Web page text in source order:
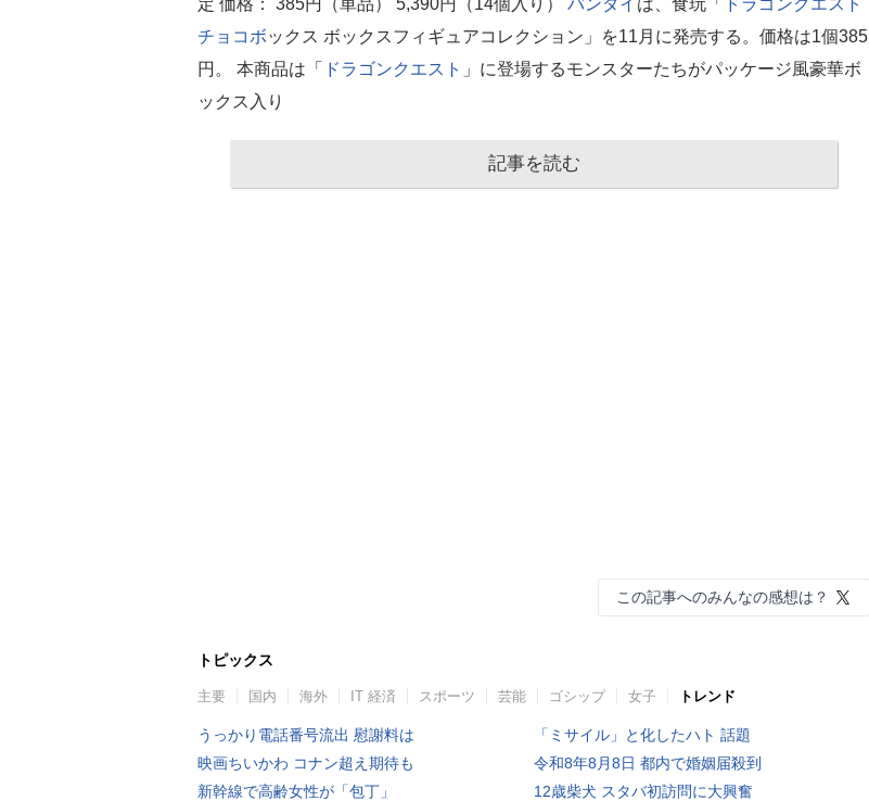
チョコボックス ボックスフィギュアコレクション」を11月に発売する。価格は1個385
円。 本商品は「
ドラゴンクエスト 」に登場するモンスターたちがパッケージ風豪華ボ
ックス入り
記事を読む
この記事へのみんなの感想は？
トピックス
主要 国内 海外 IT 経済 スポーツ 芸能 ゴシップ 女子 トレンド
うっかり電話番号流出 慰謝料は
映画ちいかわ コナン超え期待も
新幹線で高齢女性が「包丁」
「ミサイル」と化したハト 話題
令和8年8月8日 都内で婚姻届殺到
12歳柴犬 スタバ初訪問に大興奮